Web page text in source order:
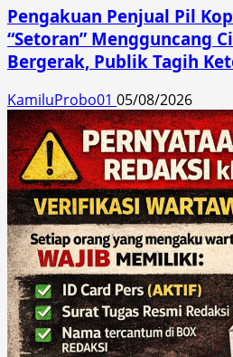
Pengakuan Penjual Pil
“Setoran” Mengguncang
Bergerak, Publik Tagih
KamiluProbo01 05/08/2026